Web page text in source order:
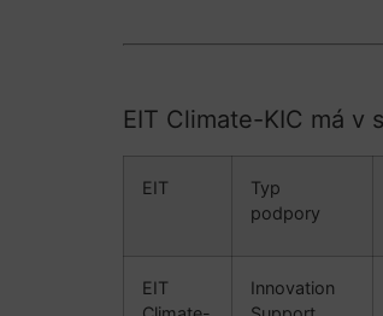
EIT Climate-KIC má v
EIT
Typ
podpory
EIT
Innovation